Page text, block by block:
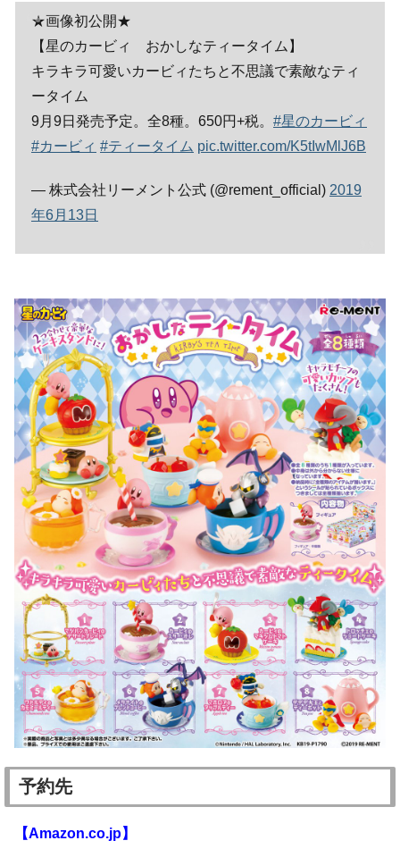
★画像初公開★
【星のカービィ おかしなティータイム】
キラキラ可愛いカービィたちと不思議で素敵なティ
ータイム
9月9日発売予定。全8種。650円+税。 #星のカービィ
#カービィ #ティータイム pic.twitter.com/K5tIwMlJ6B
— 株式会社リーメント公式 (@rement_official) 2019
年6月13日
予約先
【Amazon.co.jp】